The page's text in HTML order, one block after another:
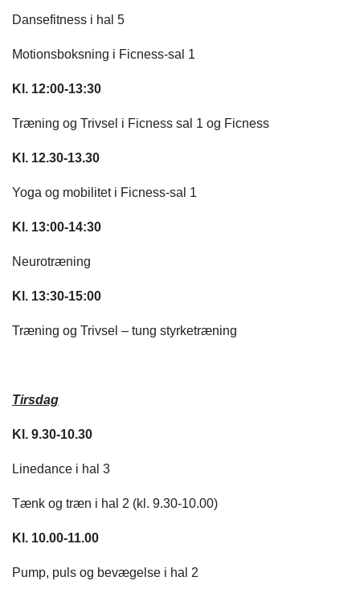
Dansefitness i hal 5
Motionsboksning i Ficness-sal 1
Kl. 12:00-13:30
Træning og Trivsel i Ficness sal 1 og Ficness
Kl. 12.30-13.30
Yoga og mobilitet i Ficness-sal 1
Kl. 13:00-14:30
Neurotræning
Kl. 13:30-15:00
Træning og Trivsel – tung styrketræning
Tirsdag
Kl. 9.30-10.30
Linedance i hal 3
Tænk og træn i hal 2 (kl. 9.30-10.00)
Kl. 10.00-11.00
Pump, puls og bevægelse i hal 2